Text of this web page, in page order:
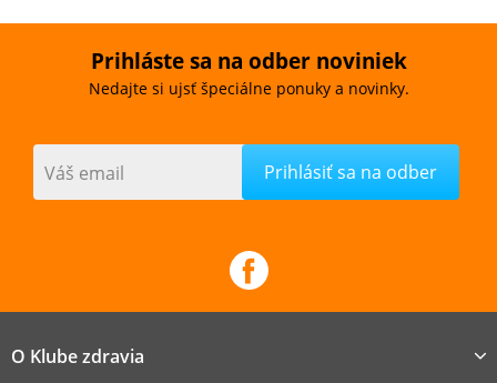
Prihláste sa na odber noviniek
Nedajte si ujsť špeciálne ponuky a novinky.
Váš email
O Klube zdravia